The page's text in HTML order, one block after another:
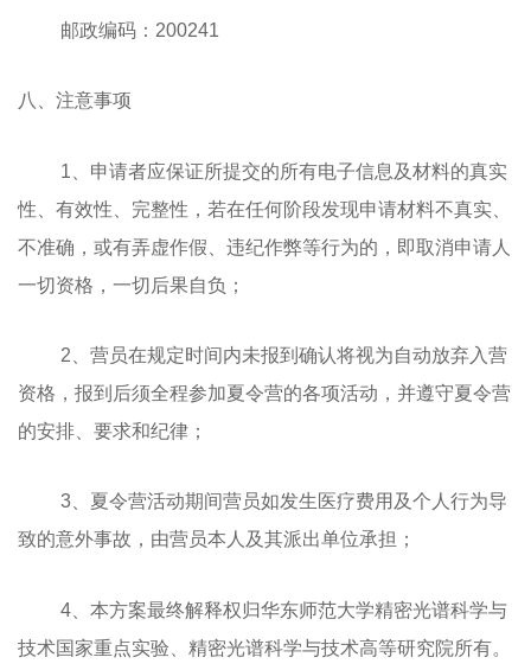
邮政编码：200241
八、注意事项
1、申请者应保证所提交的所有电子信息及材料的真实
性、有效性、完整性，若在任何阶段发现申请材料不真实、
不准确，或有弄虚作假、违纪作弊等行为的，即取消申请人
一切资格，一切后果自负；
2、营员在规定时间内未报到确认将视为自动放弃入营
资格，报到后须全程参加夏令营的各项活动，并遵守夏令营
的安排、要求和纪律；
3、夏令营活动期间营员如发生医疗费用及个人行为导
致的意外事故，由营员本人及其派出单位承担；
4、本方案最终解释权归华东师范大学精密光谱科学与
技术国家重点实验、精密光谱科学与技术高等研究院所有。